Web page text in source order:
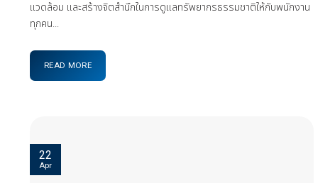
แวดล้อม และสร้างจิตสำนึกในการดูแลทรัพยากรธรรมชาติให้กับพนักงาน
ทุกคน...
READ MORE
22
Apr